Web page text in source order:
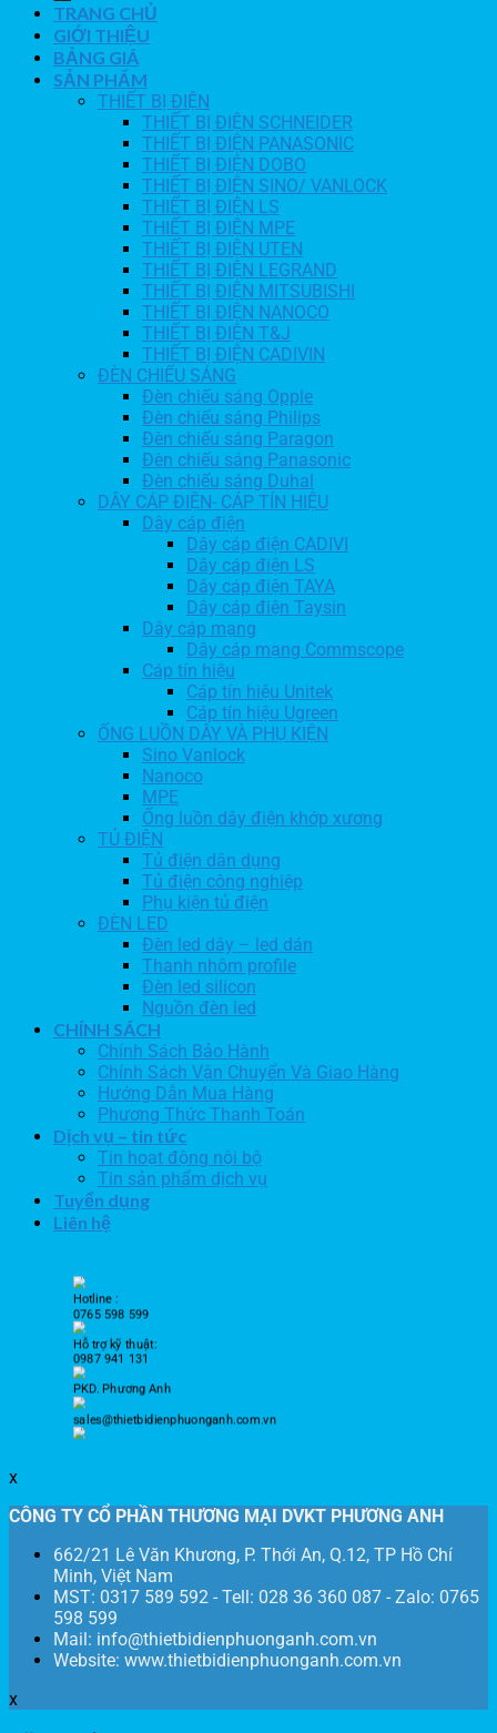
TRANG CHỦ
GIỚI THIỆU
BẢNG GIÁ
SẢN PHẨM
THIẾT BỊ ĐIỆN
THIẾT BỊ ĐIỆN SCHNEIDER
THIẾT BỊ ĐIỆN PANASONIC
THIẾT BỊ ĐIỆN DOBO
THIẾT BỊ ĐIỆN SINO/ VANLOCK
THIẾT BỊ ĐIỆN LS
THIẾT BỊ ĐIỆN MPE
THIẾT BỊ ĐIỆN UTEN
THIẾT BỊ ĐIỆN LEGRAND
THIẾT BỊ ĐIỆN MITSUBISHI
THIẾT BỊ ĐIỆN NANOCO
THIẾT BỊ ĐIỆN T&J
THIẾT BỊ ĐIỆN CADIVIN
ĐÈN CHIẾU SÁNG
Đèn chiếu sáng Opple
Đèn chiếu sáng Philips
Đèn chiếu sáng Paragon
Đèn chiếu sáng Panasonic
Đèn chiếu sáng Duhal
DÂY CÁP ĐIỆN- CÁP TÍN HIỆU
Dây cáp điện
Dây cáp điện CADIVI
Dây cáp điện LS
Dây cáp điện TAYA
Dây cáp điện Taysin
Dây cáp mạng
Dây cáp mạng Commscope
Cáp tín hiệu
Cáp tín hiệu Unitek
Cáp tín hiệu Ugreen
ỐNG LUỒN DÂY VÀ PHỤ KIỆN
Sino Vanlock
Nanoco
MPE
Ống luồn dây điện khớp xương
TỦ ĐIỆN
Tủ điện dân dụng
Tủ điện công nghiệp
Phụ kiện tủ điện
ĐÈN LED
Đèn led dây – led dán
Thanh nhôm profile
Đèn led silicon
Nguồn đèn led
CHÍNH SÁCH
Chính Sách Bảo Hành
Chính Sách Vận Chuyển Và Giao Hàng
Hướng Dẫn Mua Hàng
Phương Thức Thanh Toán
Dịch vụ – tin tức
Tin hoạt động nội bộ
Tin sản phẩm dịch vụ
Tuyển dụng
Liên hệ
Hotline :
0765 598 599
Hỗ trợ kỹ thuật:
0987 941 131
PKD. Phương Anh
sales@thietbidienphuonganh.com.vn
x
CÔNG TY CỔ PHẦN THƯƠNG MẠI DVKT PHƯƠNG ANH
662/21 Lê Văn Khương, P. Thới An, Q.12, TP Hồ Chí
Minh, Việt Nam
MST: 0317 589 592 - Tell: 028 36 360 087 - Zalo: 0765
598 599
Mail: info@thietbidienphuonganh.com.vn
Website: www.thietbidienphuonganh.com.vn
x